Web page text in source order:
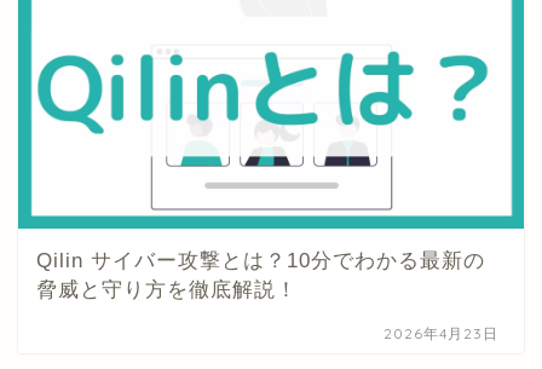
Qilin サイバー攻撃とは？10分でわかる最新の
脅威と守り方を徹底解説！
2026年4月23日